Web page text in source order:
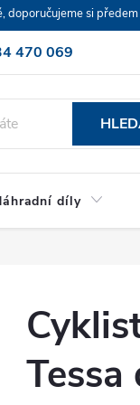
doporučujeme si
470 069
díly